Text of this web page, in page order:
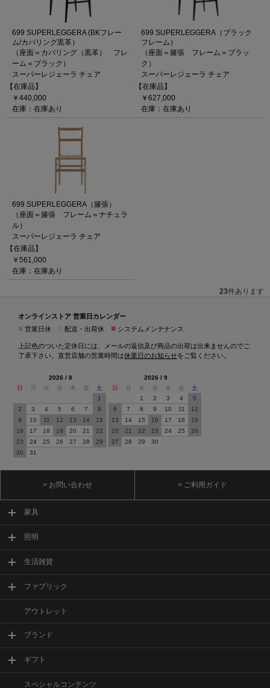
699 SUPERLEGGERA (BKフレー
ム/カバリング黒革）
（座面＝カバリング（黒革） フレ
ーム＝ブラック）
スーパーレジェーラ チェア
【在庫品】
￥440,000
在庫：在庫あり
699 SUPERLEGGERA（ブラック
フレーム）
（座面＝籐張 フレーム＝ブラッ
ク）
スーパーレジェーラ チェア
【在庫品】
￥627,000
在庫：在庫あり
699 SUPERLEGGERA（籐張）
（座面＝籐張 フレーム＝ナチュラ
ル）
スーパーレジェーラ チェア
【在庫品】
￥561,000
在庫：在庫あり
23件あります
オンラインストア 営業日カレンダー
営業日休 配送・出荷休 ■ システムメンテナンス
上記色のついた定休日には、メールの返信及び商品の出荷は出来ませんのでご
了承下さい。直営店舗の営業時間は休業日のお知らせをご覧ください。
2026 / 8
日
月 火 水 木 金
土
1
2
3 4 5 6 7
8
9
10 11 12 13 14
15
16
17 18 19 20 21
22
23
24 25 26 27 28
29
30
31
2026 / 9
日
月 火 水 木 金
土
1
2 3 4
5
6
7 8 9 10 11
12
13
14 15 16 17 18
19
20
21 22 23 24 25
26
27
28 29 30
> お問い合わせ > ご利用ガイド
家具
照明
生活雑貨
ファブリック
アウトレット
ブランド
ギフト
スペシャルコンテンツ